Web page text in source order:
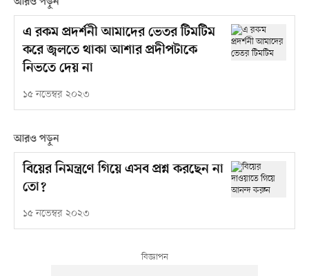
এ রকম প্রদর্শনী আমাদের ভেতর টিমটিম
করে জ্বলতে থাকা আশার প্রদীপটাকে
নিভতে দেয় না
১৫ নভেম্বর ২০২৩
আরও পড়ুন
বিয়ের নিমন্ত্রণে গিয়ে এসব প্রশ্ন করছেন না
তো?
১৫ নভেম্বর ২০২৩